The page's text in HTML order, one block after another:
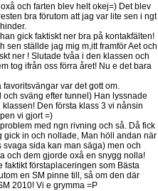
och farten blev helt okej=) Det blev
bra förutom att jag var lite sen i ngt
gick faktiskt ner bra på kontakfälten!
sen ställde jag mig m,itt framför Aet och
ner ! Slutade tvåa i den klassen och
tog ifrån oss förra året! Nu e det bara
var det gott om.
sväng efter tunnel) Han lyssnade
Den första klass 3 vi nånsin
vi gjort =)
med ngn rivning och så. Då fick
gick in och nollade, Man höll andan när
svaga sida kan man säga) men och
och dem gjorde oxå en snygg nolla!
faktikt förstaplaceringen som Bästa
en SM pinne till, så om den där
2010! Vi e grymma =P